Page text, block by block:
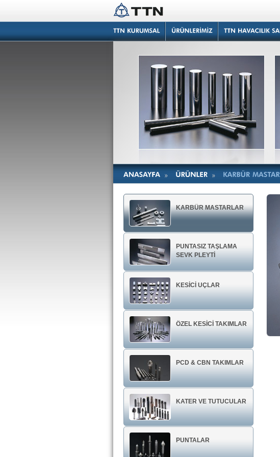
KARBÜR MASTARLAR
PUNTASIZ TAŞLAMA
SEVK PLEYTİ
KESİCİ UÇLAR
ÖZEL KESİCİ TAKIMLAR
PCD & CBN TAKIMLAR
KATER VE TUTUCULAR
PUNTALAR